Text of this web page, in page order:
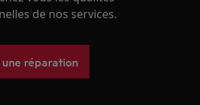
de nos services.
réparation